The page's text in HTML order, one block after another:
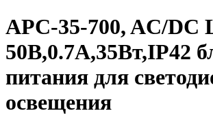
APC-35-700, AC/DC
50В,0.7А,35Вт,IP42
питания для
освещения